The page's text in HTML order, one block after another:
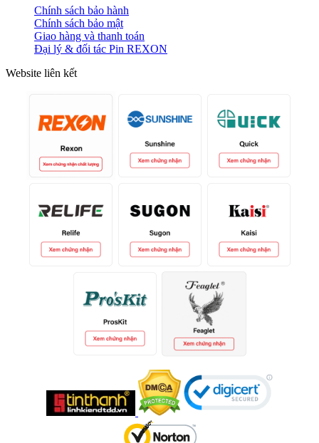
Chính sách bảo hành
Chính sách bảo mật
Giao hàng và thanh toán
Đại lý & đối tác Pin REXON
Website liên kết